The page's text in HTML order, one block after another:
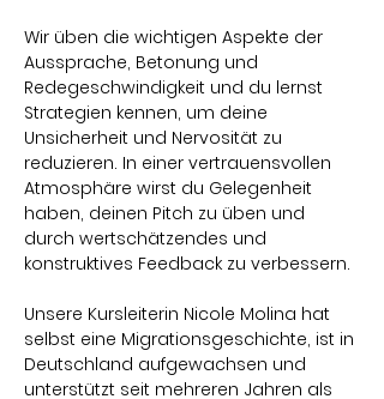
Wir üben die wichtigen Aspekte der
Aussprache, Betonung und
Redegeschwindigkeit und du lernst
Strategien kennen, um deine
Unsicherheit und Nervosität zu
reduzieren. In einer vertrauensvollen
Atmosphäre wirst du Gelegenheit
haben, deinen Pitch zu üben und
durch wertschätzendes und
konstruktives Feedback zu verbessern.
Unsere Kursleiterin Nicole Molina hat
selbst eine Migrationsgeschichte, ist in
Deutschland aufgewachsen und
unterstützt seit mehreren Jahren als